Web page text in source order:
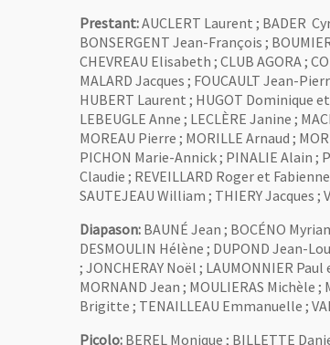
Prestant:AUCLERT Laurent ; BADER
BONSERGENT Jean-François ;
CHEVREAU Elisabeth ; CLUB AGORA ;
MALARD Jacques ; FOUCAULT Jean-
HUBERT Laurent ; HUGOT Dominique
LEBEUGLE Anne ; LECLÈRE Janine ;
MOREAU Pierre ; MORILLE Arnaud ;
PICHON Marie-Annick ; PINALIE Alain ;
Claudie ; REVEILLARD Roger et
SAUTEJEAU William ; THIERY Jacques ;
Diapason: BAUNÉ Jean ; BOCÉNO
DESMOULIN Hélène ; DUPOND Jean-
; JONCHERAY Noël ; LAUMONNIER
MORNAND Jean ; MOULIERAS Michèle
Brigitte ; TENAILLEAU Emmanuelle ;
Picolo: BEREL Monique ; BILLETTE